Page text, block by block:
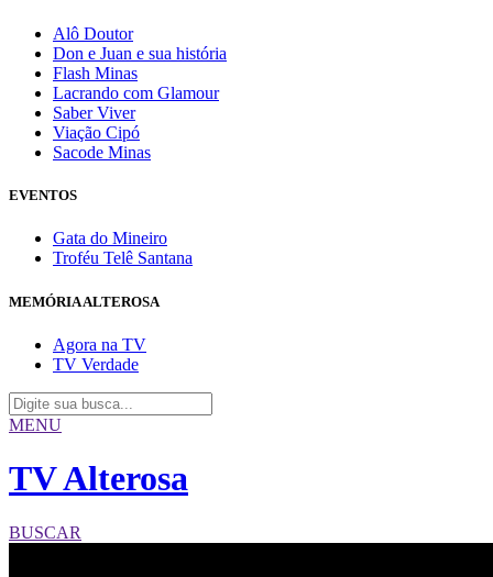
Alô Doutor
Don e Juan e sua história
Flash Minas
Lacrando com Glamour
Saber Viver
Viação Cipó
Sacode Minas
EVENTOS
Gata do Mineiro
Troféu Telê Santana
MEMÓRIA ALTEROSA
Agora na TV
TV Verdade
MENU
TV Alterosa
BUSCAR